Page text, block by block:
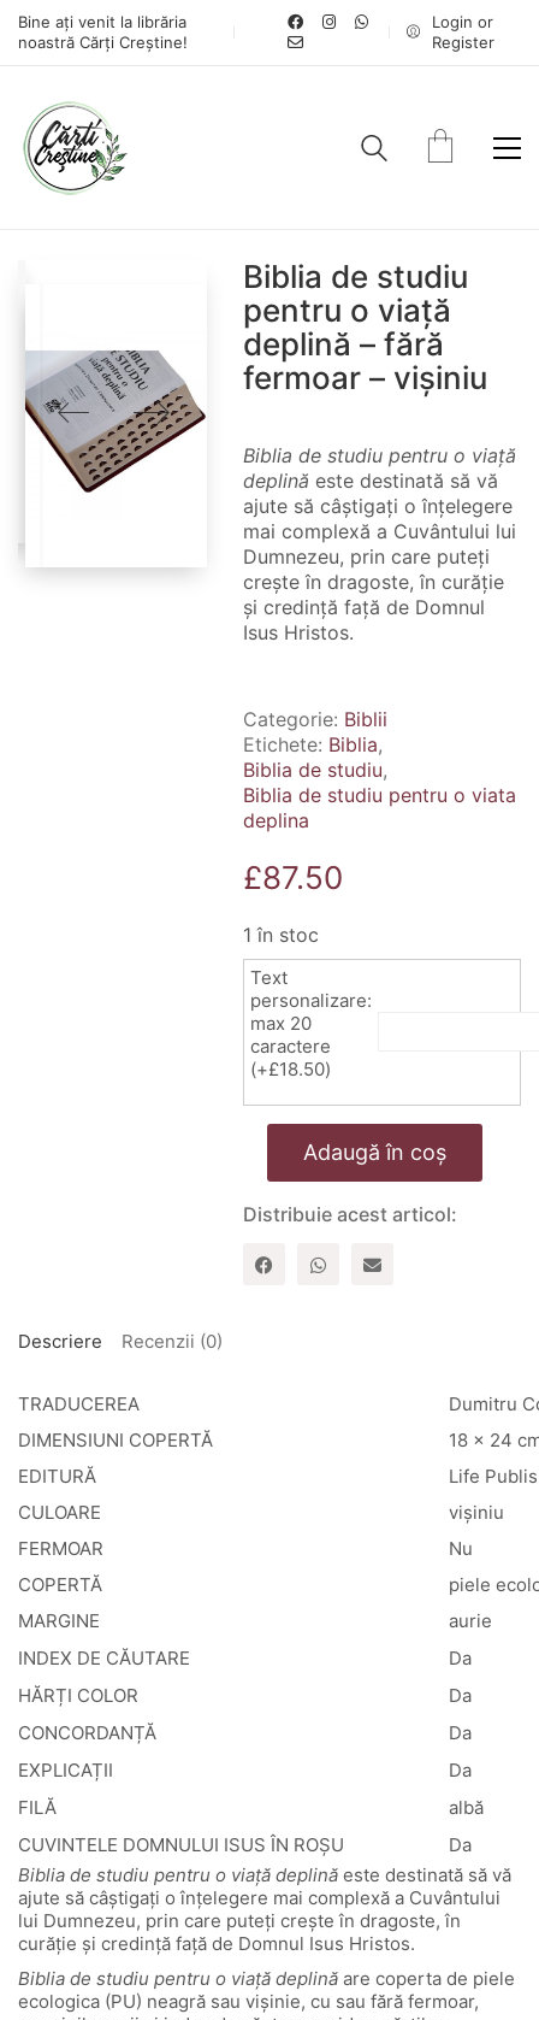
Bine ați venit la librăria
noastră Cărți Creștine!
Login or
Register
Biblia de studiu
pentru o viață
deplină – fără
fermoar – vișiniu
Biblia de studiu pentru o viață
deplină este destinată să vă
ajute să câștigați o înțelegere
mai complexă a Cuvântului lui
Dumnezeu, prin care puteți
crește în dragoste, în curăție
și credință față de Domnul
Isus Hristos.
Categorie: Biblii
Etichete: Biblia,
Biblia de studiu,
Biblia de studiu pentru o viata
deplina
£87.50
1 în stoc
Text
personalizare:
max 20
caractere
(+£18.50)
Cantitate
studiu
pentru
viață
Adaugă în coș
Distribuie acest articol:
Descriere Recenzii (0)
TRADUCEREA
Dumitru
DIMENSIUNI COPERTĂ
18 x 24
EDITURĂ
Life
CULOARE
vișiniu
FERMOAR
Nu
COPERTĂ
piele
MARGINE
aurie
INDEX DE CĂUTARE
Da
HĂRȚI COLOR
Da
CONCORDANȚĂ
Da
EXPLICAȚII
Da
FILĂ
albă
CUVINTELE DOMNULUI ISUS ÎN ROȘU
Da
Biblia de studiu pentru o viață deplină este destinată să vă
ajute să câștigați o înțelegere mai complexă a Cuvântului
lui Dumnezeu, prin care puteți crește în dragoste, în
curăție și credință față de Domnul Isus Hristos.
Biblia de studiu pentru o viață deplină are coperta de piele
ecologica (PU) neagră sau vișinie, cu sau fără fermoar,